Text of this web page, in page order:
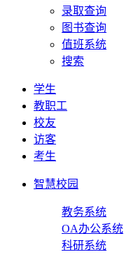
录取查询
图书查询
值班系统
搜索
学生
教职工
校友
访客
考生
智慧校园
教务系统
OA办公系统
科研系统